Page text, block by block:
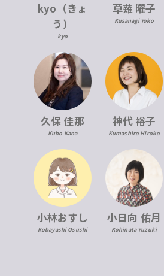
kyo（きょ
う）
kyo
草薙 曜子
Kusanagi Yoko
久保 佳那
Kubo Kana
神代 裕子
Kumashiro Hiroko
小林おすし
Kobayashi Osushi
小日向 佑月
Kohinata Yuzuki